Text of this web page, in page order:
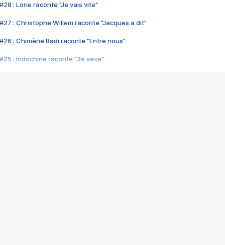
#28 : Lorie raconte "Je vais vite"
#27 : Christophe Willem raconte "Jacques a dit"
#26 : Chimène Badi raconte "Entre nous"
#25 : Indochine raconte "3e sexe"